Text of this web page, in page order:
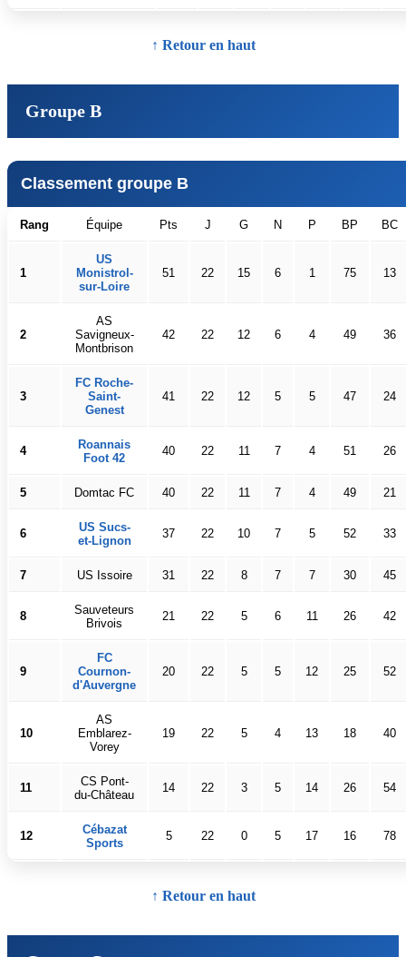
↑ Retour en haut
Groupe B
Classement groupe B
Rang Équipe Pts J G N P BP BC
1
US
Monistrol-
sur-Loire
51 22 15 6 1 75 13
2
AS
Savigneux-
Montbrison
42 22 12 6 4 49 36
3
FC Roche-
Saint-
Genest
41 22 12 5 5 47 24
4
Roannais
Foot 42
40 22 11 7 4 51 26
5 Domtac FC 40 22 11 7 4 49 21
6
US Sucs-
et-Lignon
37 22 10 7 5 52 33
7 US Issoire 31 22 8 7 7 30 45
8
Sauveteurs
Brivois
21 22 5 6 11 26 42
9
FC
Cournon-
d'Auvergne
20 22 5 5 12 25 52
10
AS
Emblarez-
Vorey
19 22 5 4 13 18 40
11
CS Pont-
du-Château
14 22 3 5 14 26 54
12
Cébazat
Sports
5 22 0 5 17 16 78
↑ Retour en haut